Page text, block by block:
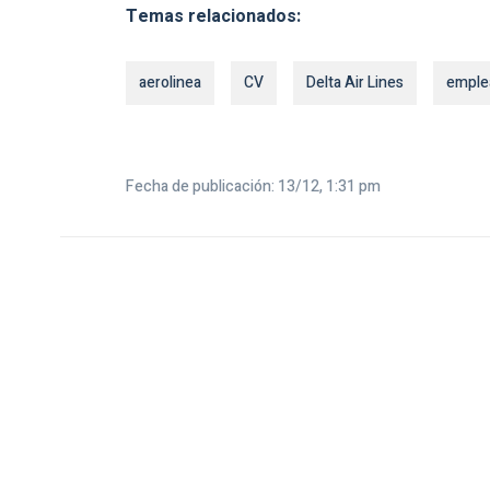
Temas relacionados:
aerolinea CV Delta Air Lines
Fecha de publicación: 13/12, 1:31 pm